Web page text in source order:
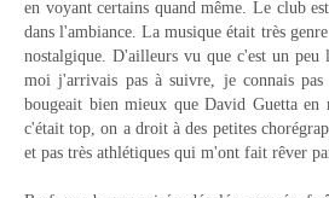
en voyant certains quand même. Le club
dans l'ambiance. La musique était très
nostalgique. D'ailleurs vu que c'est un peu
moi j'arrivais pas à suivre, je connais
bougeait bien mieux que David Guetta en
c'était top, on a droit à des petites
et pas très athlétiques qui m'ont fait rêver